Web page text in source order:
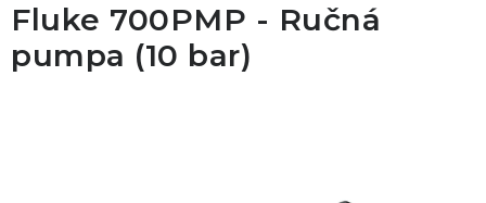
ZÁZNAMNÍKY
Fluke 700PMP - Ručná
pumpa (10 bar)